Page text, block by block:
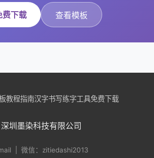
费下载 查看模板
教程指南汉字书写练字工具免费下载
深圳墨染科技有限公司
| 微信：zitiedashi2013